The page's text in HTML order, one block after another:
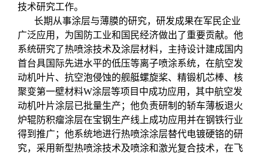
理事会名单
制度法规
联系我们
技术研究工作。
长期从事涂层与薄膜的研究，研发成果在军民企业
广泛应用，为国防工业和国民经济做出了重要贡献。他
系统研究了热喷涂技术及涂层材料，主持设计建成国内
首台具国际先进水平的低压等离子喷涂系统，在航空发
动机叶片、抗空泡侵蚀的舰艇螺旋桨、精锻机芯棒、核
聚变第一壁材料W涂层等项目中成功应用，其中航空发
动机叶片涂层已批量生产；他负责研制的轿车薄板退火
炉辊防积瘤涂层在宝钢生产线上成功应用并在钢铁行业
得到推广；他系统地进行热喷涂涂层替代电镀硬铬的研
究，采用新型热喷涂技术及喷涂和激光复合技术，在飞